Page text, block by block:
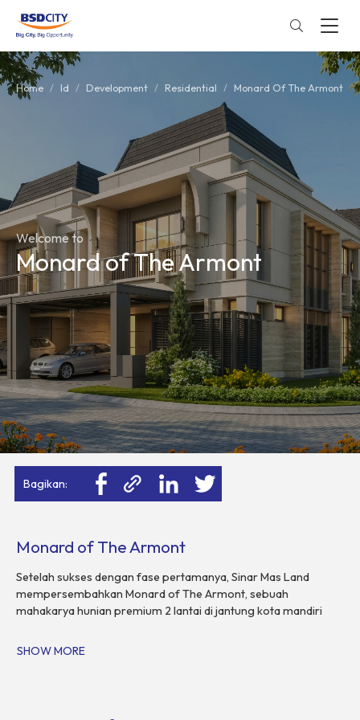
Home Id Development Residential Monard Of The Armont
Welcome to
Monard of The Armont
Bagikan:
Monard of The Armont
Setelah sukses dengan fase pertamanya, Sinar Mas Land
mempersembahkan Monard of The Armont, sebuah
mahakarya hunian premium 2 lantai di jantung kota mandiri
klaster eksklusif ini memadukan keanggunan desain tropis
SHOW MORE